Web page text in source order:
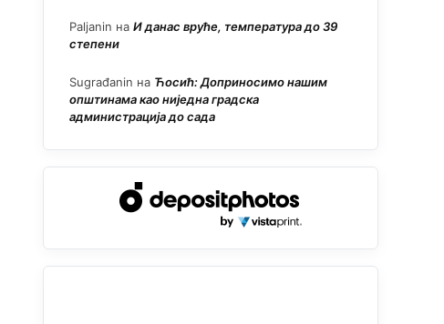
Paljanin на И данас вруће, температура до 39
степени
Sugrađanin на Ћосић: Доприносимо нашим
општинама као ниједна градска
администрација до сада